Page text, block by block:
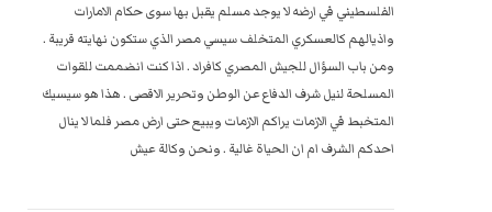
الفلسطيني في ارضه لا يوجد مسلم يقبل بها سوى حكام الامارات
واذيالهم كالعسكري المتخلف سيسي مصر الذي ستكون نهايته قريبة .
ومن باب السؤال للجيش المصري كافراد . اذا كنت انضممت للقوات
المسلحة لنيل شرف الدفاع عن الوطن وتحرير الاقصى . هذا هو سيسيك
المتخبط في الازمات يراكم الازمات ويبيع حتى ارض مصر فلما لا ينال
احدكم الشرف ام ان الحياة غالية . ونحن وكالة عيش